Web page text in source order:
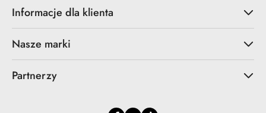
Informacje dla klienta
Nasze marki
Partnerzy